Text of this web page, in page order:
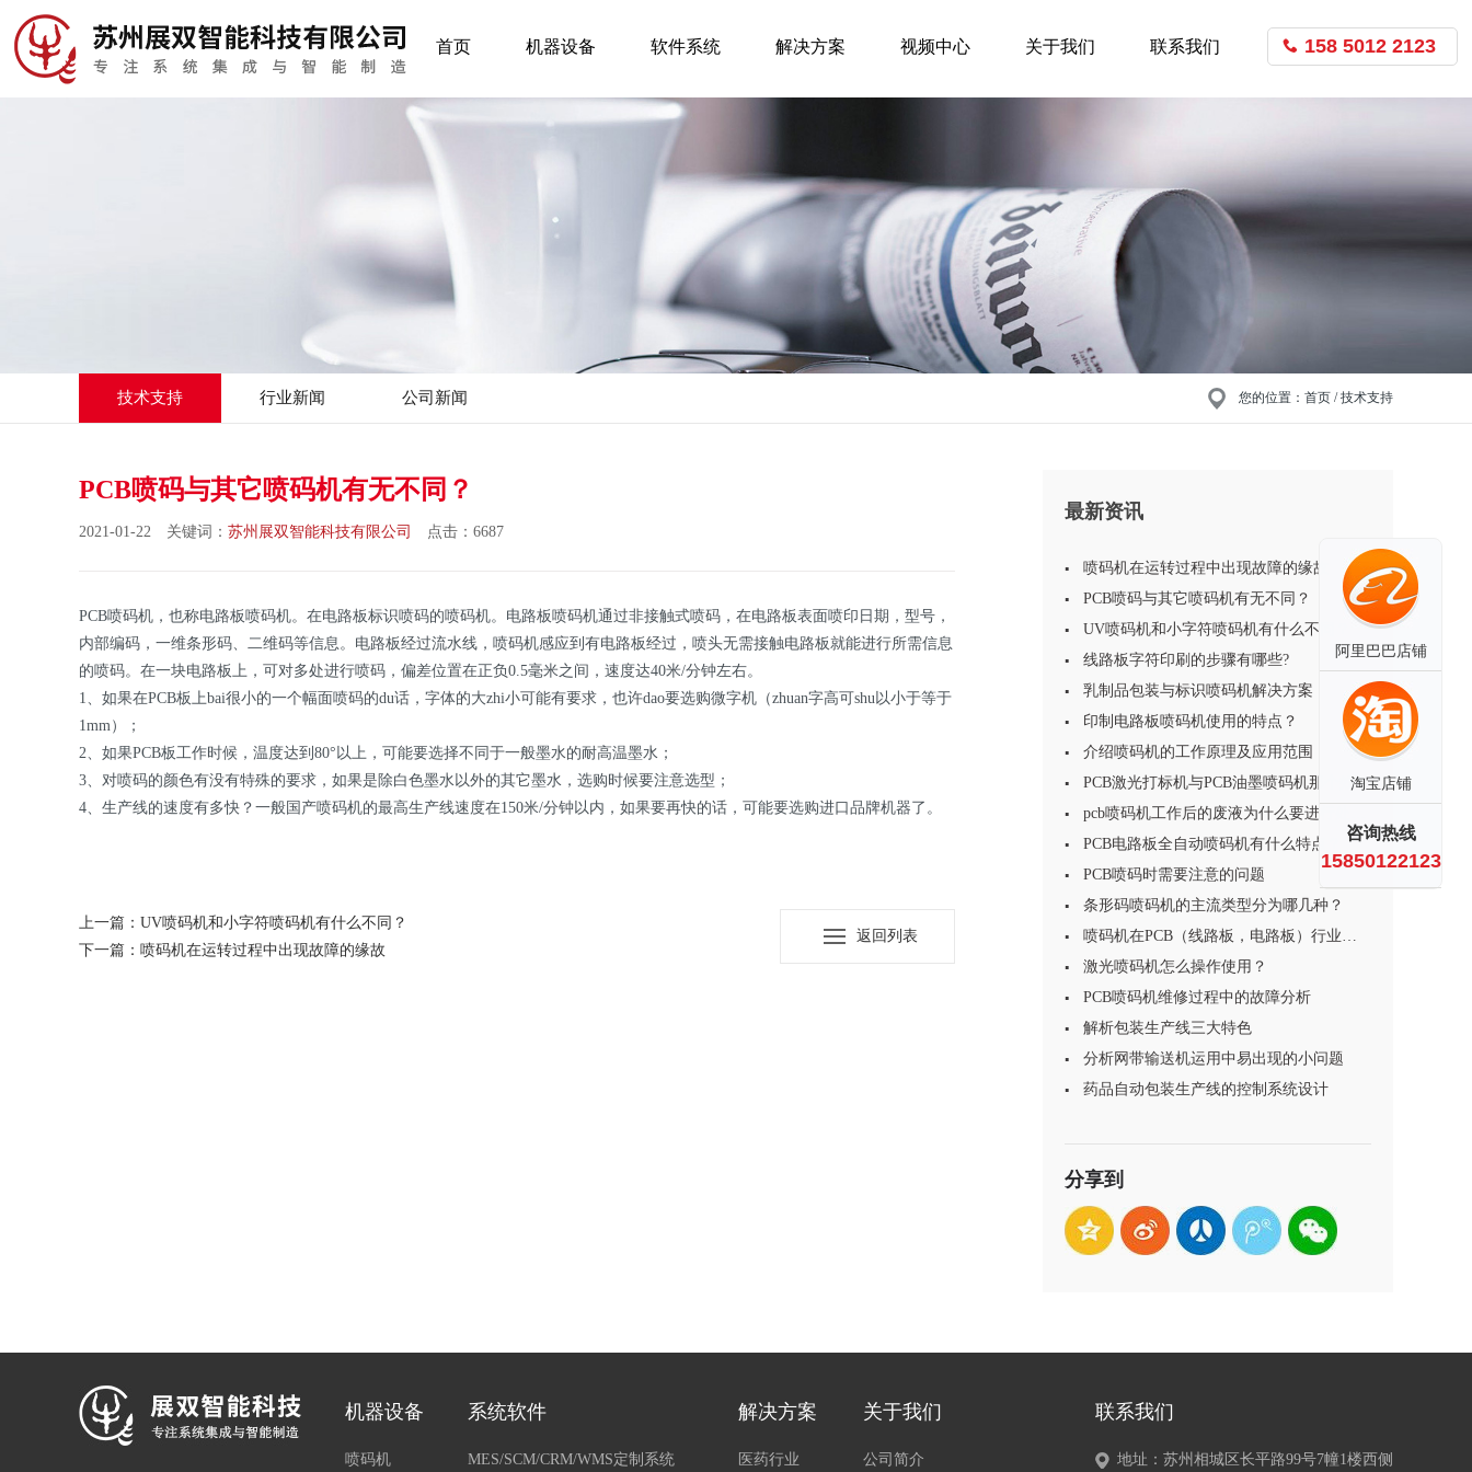
158 5012 2123
首页 机器设备 软件系统 解决方案 视频中心 关于我们 联系我们
技术支持 行业新闻 公司新闻 您的位置： 首页 / 技术支持
PCB喷码与其它喷码机有无不同？
2021-01-22 关键词： 苏州展双智能科技有限公司 点击：6687
PCB喷码机，也称电路板喷码机。在电路板标识喷码的喷码机。电路板喷码机通过非接触式喷码，在电路板表面喷印日期，型号，
内部编码，一维条形码、二维码等信息。电路板经过流水线，喷码机感应到有电路板经过，喷头无需接触电路板就能进行所需信息
的喷码。在一块电路板上，可对多处进行喷码，偏差位置在正负0.5毫米之间，速度达40米/分钟左右。
1、如果在PCB板上bai很小的一个幅面喷码的du话，字体的大zhi小可能有要求，也许dao要选购微字机（zhuan字高可shu以小于等于
1mm）；
2、如果PCB板工作时候，温度达到80°以上，可能要选择不同于一般墨水的耐高温墨水；
3、对喷码的颜色有没有特殊的要求，如果是除白色墨水以外的其它墨水，选购时候要注意选型；
4、生产线的速度有多快？一般国产喷码机的最高生产线速度在150米/分钟以内，如果要再快的话，可能要选购进口品牌机器了。
上一篇：UV喷码机和小字符喷码机有什么不同？
下一篇：喷码机在运转过程中出现故障的缘故
返回列表
最新资讯
喷码机在运转过程中出现故障的缘故
PCB喷码与其它喷码机有无不同？
UV喷码机和小字符喷码机有什么不同？
线路板字符印刷的步骤有哪些?
乳制品包装与标识喷码机解决方案
印制电路板喷码机使用的特点？
介绍喷码机的工作原理及应用范围
PCB激光打标机与PCB油墨喷码机那个效果
更为显著？
pcb喷码机工作后的废液为什么要进行处
理?
PCB电路板全自动喷码机有什么特点？
PCB喷码时需要注意的问题
条形码喷码机的主流类型分为哪几种？
喷码机在PCB（线路板，电路板）行业的
应用特点及注意事项
激光喷码机怎么操作使用？
PCB喷码机维修过程中的故障分析
解析包装生产线三大特色
分析网带输送机运用中易出现的小问题
药品自动包装生产线的控制系统设计
分享到
机器设备
喷码机
系统软件
MES/SCM/CRM/WMS定制系统
解决方案
医药行业
关于我们
公司简介
联系我们
地址：苏州相城区长平路99号7幢1楼西侧
阿里巴巴店铺
淘宝店铺
咨询热线
15850122123